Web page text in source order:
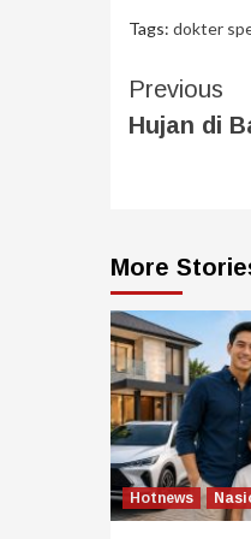
Tags: dokter
Previous
Hujan di
More
Hotnews